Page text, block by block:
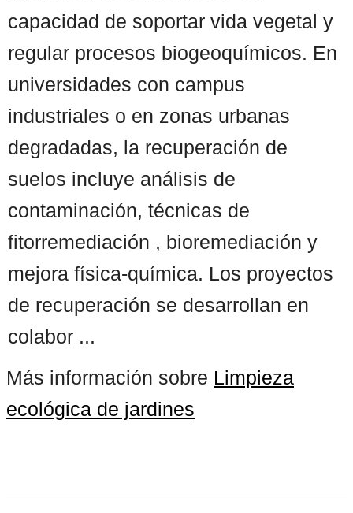
capacidad de soportar vida vegetal y
regular procesos biogeoquímicos. En
universidades con campus
industriales o en zonas urbanas
degradadas, la recuperación de
suelos incluye análisis de
contaminación, técnicas de
fitorremediación , bioremediación y
mejora física-química. Los proyectos
de recuperación se desarrollan en
colabor ...
Más información sobre Limpieza
ecológica de jardines